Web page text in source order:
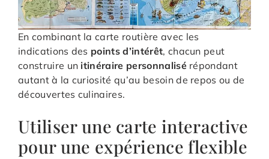
En combinant la carte routière avec les
indications des points d’intérêt, chacun peut
construire un itinéraire personnalisérépondant
autant à la curiosité qu’au besoin de repos ou de
découvertes culinaires.
Utiliser une carte interactive
pour une expérience flexible